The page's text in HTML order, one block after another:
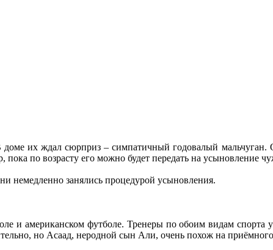
их ждал сюрприз – симпатичный годовалый мальчуган.
пока по возрасту его можно будет передать на усыновление
немедленно занялись процедурой усыновления.
и американском футболе. Тренеры по обоим видам спорта
но Асаад, неродной сын Али, очень похож на